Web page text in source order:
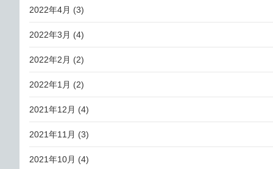
2022年4月 (3)
2022年3月 (4)
2022年2月 (2)
2022年1月 (2)
2021年12月 (4)
2021年11月 (3)
2021年10月 (4)